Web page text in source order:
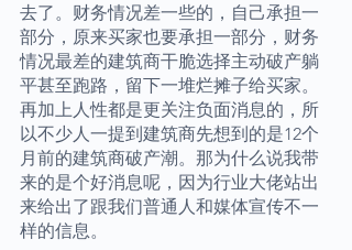
去了。财务情况差一些的，自己承担一
部分，原来买家也要承担一部分，财务
情况最差的建筑商干脆选择主动破产躺
平甚至跑路，留下一堆烂摊子给买家。
再加上人性都是更关注负面消息的，所
以不少人一提到建筑商先想到的是12个
月前的建筑商破产潮。那为什么说我带
来的是个好消息呢，因为行业大佬站出
来给出了跟我们普通人和媒体宣传不一
样的信息。